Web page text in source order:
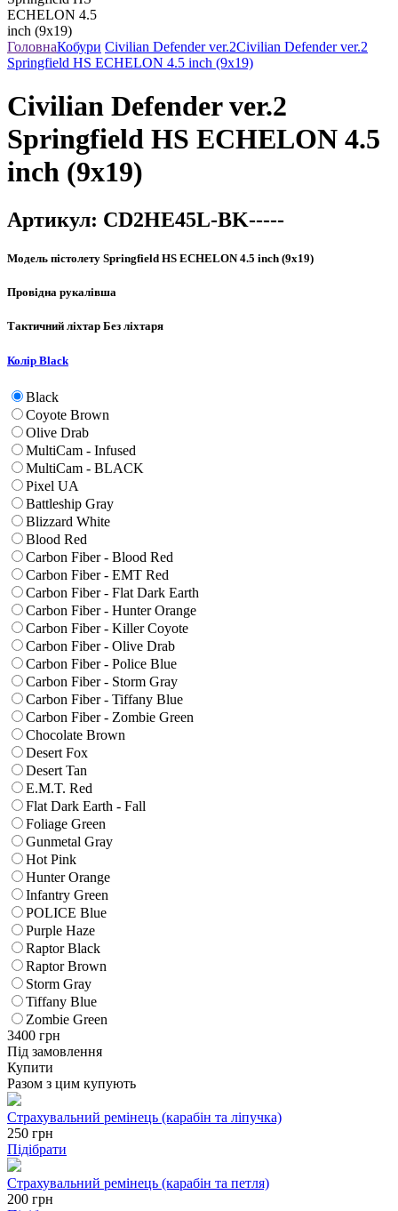
ГоловнаКобури Civilian Defender ver.2Civilian Defender ver.2
Springfield HS ECHELON 4.5 inch (9x19)
Civilian Defender ver.2
Springfield HS ECHELON 4.5
inch (9x19)
Артикул: CD2HE45L-BK-----
Модель пістолету Springfield HS ECHELON 4.5 inch (9x19)
Провідна рукалівша
Тактичний ліхтар Без ліхтаря
Колір Black
Black
Coyote Brown
Olive Drab
MultiCam - Infused
MultiCam - BLACK
Pixel UA
Battleship Gray
Blizzard White
Blood Red
Carbon Fiber - Blood Red
Carbon Fiber - EMT Red
Carbon Fiber - Flat Dark Earth
Carbon Fiber - Hunter Orange
Carbon Fiber - Killer Coyote
Carbon Fiber - Olive Drab
Carbon Fiber - Police Blue
Carbon Fiber - Storm Gray
Carbon Fiber - Tiffany Blue
Carbon Fiber - Zombie Green
Chocolate Brown
Desert Fox
Desert Tan
E.M.T. Red
Flat Dark Earth - Fall
Foliage Green
Gunmetal Gray
Hot Pink
Hunter Orange
Infantry Green
POLICE Blue
Purple Haze
Raptor Black
Raptor Brown
Storm Gray
Tiffany Blue
Zombie Green
3400 грн
Під замовлення
Купити
Разом з цим купують
Страхувальний ремінець (карабін та ліпучка)
250 грн
Підібрати
Страхувальний ремінець (карабін та петля)
200 грн